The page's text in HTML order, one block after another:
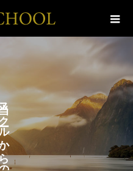
ス